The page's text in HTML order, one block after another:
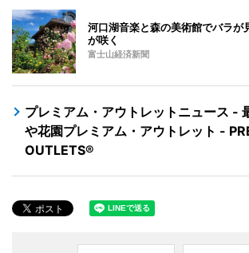
河口湖音楽と森の美術館でバラ
が咲く
富士山経済新聞
プレミアム・アウトレットニュース -
や花園プレミアム・アウトレット -
OUTLETS®